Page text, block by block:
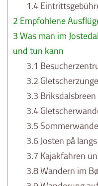
1.4
2 Empfohlene
3 Was man im
und tun kann
3.1
3.2
3.3 Briksdalsbreen
3.4
3.5
3.6 Josten på
3.7 Kajakfahren
3.8Wandern im